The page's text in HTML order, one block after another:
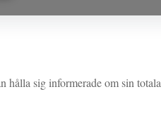
hålla sig informerade om sin totala